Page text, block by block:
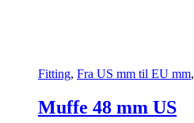
Fitting, Fra US mm til EU mm,
Muffe 48 mm US